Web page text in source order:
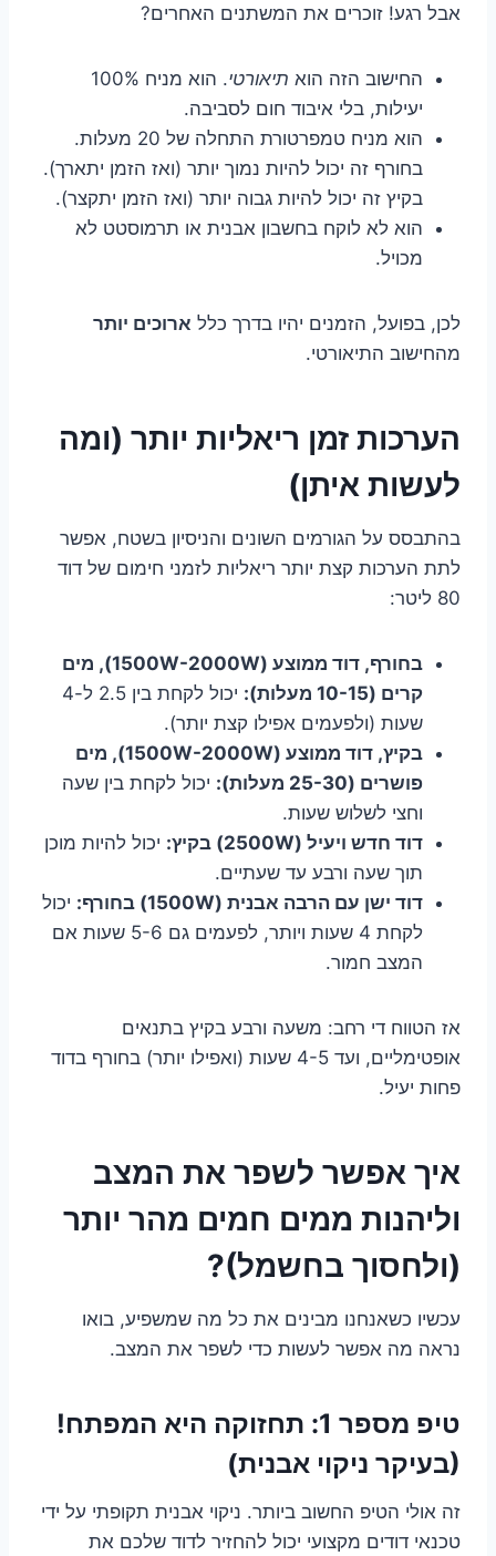
אבל רגע! זוכרים את המשתנים האחרים?
החישוב הזה הוא תיאורטי
. הוא מניח 100%
יעילות, בלי איבוד חום לסביבה.
הוא מניח טמפרטורת התחלה של 20 מעלות.
בחורף זה יכול להיות נמוך יותר (ואז הזמן יתארך).
בקיץ זה יכול להיות גבוה יותר (ואז הזמן יתקצר).
הוא לא לוקח בחשבון אבנית או תרמוסטט לא
מכויל.
לכן, בפועל, הזמנים יהיו בדרך כלל ארוכים יותר
מהחישוב התיאורטי.
הערכות זמן ריאליות יותר (ומה
לעשות איתן)
בהתבסס על הגורמים השונים והניסיון בשטח, אפשר
לתת הערכות קצת יותר ריאליות לזמני חימום של דוד
80 ליטר:
בחורף, דוד ממוצע (1500W-2000W), מים
קרים (10-15 מעלות):
יכול לקחת בין 2.5 ל-4
שעות (ולפעמים אפילו קצת יותר).
בקיץ, דוד ממוצע (1500W-2000W), מים
פושרים (25-30 מעלות):
יכול לקחת בין שעה
וחצי לשלוש שעות.
דוד חדש ויעיל (2500W) בקיץ:
יכול להיות מוכן
תוך שעה ורבע עד שעתיים.
דוד ישן עם הרבה אבנית (1500W) בחורף:
יכול
לקחת 4 שעות ויותר, לפעמים גם 5-6 שעות אם
המצב חמור.
אז הטווח די רחב: משעה ורבע בקיץ בתנאים
אופטימליים, ועד 4-5 שעות (ואפילו יותר) בחורף בדוד
פחות יעיל.
איך אפשר לשפר את המצב
וליהנות ממים חמים מהר יותר
(ולחסוך בחשמל)?
עכשיו כשאנחנו מבינים את כל מה שמשפיע, בואו
נראה מה אפשר לעשות כדי לשפר את המצב.
טיפ מספר 1: תחזוקה היא המפתח!
(בעיקר ניקוי אבנית)
זה אולי הטיפ החשוב ביותר. ניקוי אבנית תקופתי על ידי
טכנאי דודים מקצועי יכול להחזיר לדוד שלכם את